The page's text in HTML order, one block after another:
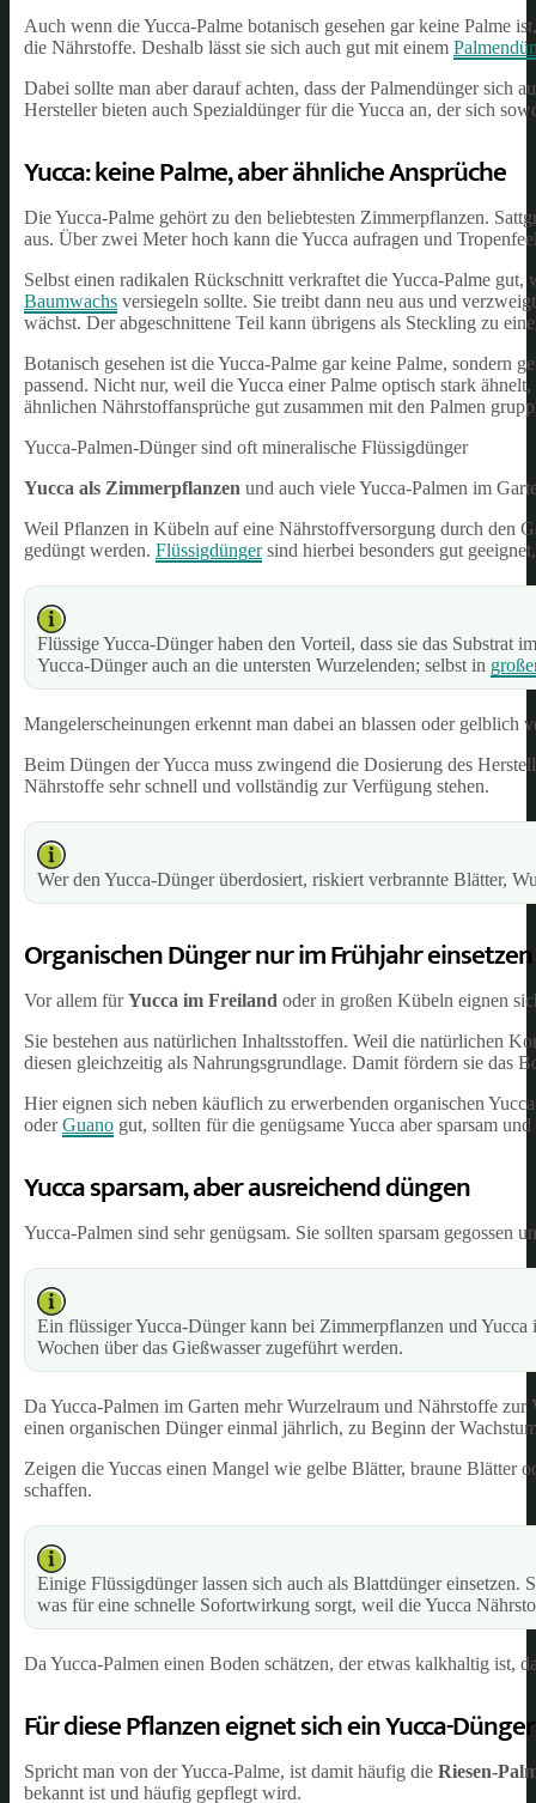
Auch wenn die Yucca-Palme botanisch gesehen gar keine Palme
die Nährstoffe. Deshalb lässt sie sich auch gut mit einem
Dabei sollte man aber darauf achten, dass der Palmendünger sich
Hersteller bieten auch Spezialdünger für die Yucca an, der sich
Yucca: keine Palme, aber ähnliche Ansprüche
Die Yucca-Palme gehört zu den beliebtesten Zimmerpflanzen.
aus. Über zwei Meter hoch kann die Yucca aufragen und
Selbst einen radikalen Rückschnitt verkraftet die Yucca-Palme
Baumwachs versiegeln sollte. Sie treibt dann neu aus und
wächst. Der abgeschnittene Teil kann übrigens als Steckling zu
Botanisch gesehen ist die Yucca-Palme gar keine Palme, sondern
passend. Nicht nur, weil die Yucca einer Palme optisch stark
ähnlichen Nährstoffansprüche gut zusammen mit den Palmen
Yucca-Palmen-Dünger sind oft mineralische Flüssigdünger
Yucca als Zimmerpflanzen und auch viele Yucca-Palmen im
Weil Pflanzen in Kübeln auf eine Nährstoffversorgung durch den
gedüngt werden. Flüssigdüngersind hierbei besonders gut
Flüssige Yucca-Dünger haben den Vorteil, dass sie das
Yucca-Dünger auch an die untersten Wurzelenden; selbst in
Mangelerscheinungen erkennt man dabei an blassen oder
Beim Düngen der Yucca muss zwingend die Dosierung des
Nährstoffe sehr schnell und vollständig zur Verfügung stehen.
Wer den Yucca-Dünger überdosiert, riskiert verbrannte Blätter,
Organischen Dünger nur im Frühjahr einsetzen
Vor allem fürYucca im Freiland oder in großen Kübeln eignen
Sie bestehen aus natürlichen Inhaltsstoffen. Weil die natürlichen
diesen gleichzeitig als Nahrungsgrundlage. Damit fördern sie das
Hier eignen sich neben käuflich zu erwerbenden organischen
oderGuano gut, sollten für die genügsame Yucca aber sparsam
Yucca sparsam, aber ausreichend düngen
Yucca-Palmen sind sehr genügsam. Sie sollten sparsam gegossen
Ein flüssiger Yucca-Dünger kann bei Zimmerpflanzen und
Wochen über das Gießwasser zugeführt werden.
Da Yucca-Palmen im Garten mehr Wurzelraum und Nährstoffe
einen organischen Dünger einmal jährlich, zu Beginn der
Zeigen die Yuccas einen Mangel wie gelbe Blätter, braune Blätter
schaffen.
Einige Flüssigdünger lassen sich auch als Blattdünger
was für eine schnelle Sofortwirkung sorgt, weil die Yucca
Da Yucca-Palmen einen Boden schätzen, der etwas kalkhaltig ist,
Für diese Pflanzen eignet sich ein Yucca-Dünger
Spricht man von der Yucca-Palme, ist damit häufig die Riesen-
bekannt ist und häufig gepflegt wird.